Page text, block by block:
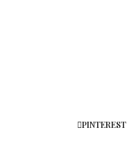
PINTEREST